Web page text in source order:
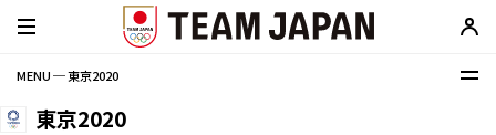
MENU ─ 東京2020
東京2020